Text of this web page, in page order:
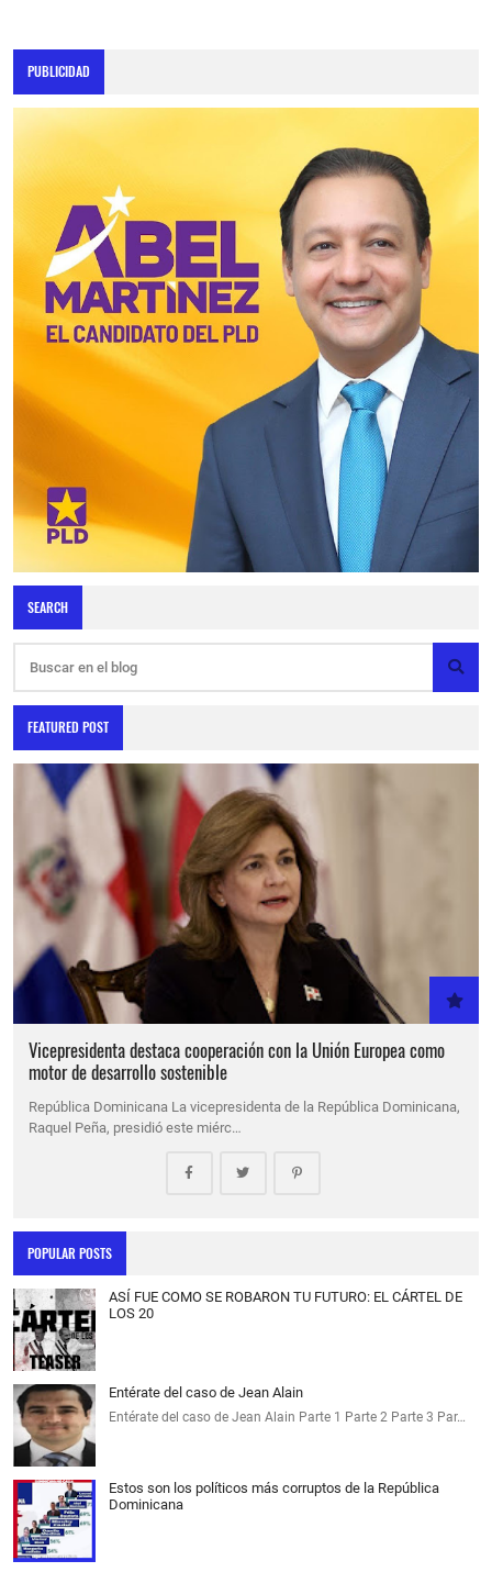
PUBLICIDAD
SEARCH
FEATURED POST
Vicepresidenta destaca cooperación con la Unión Europea como
motor de desarrollo sostenible
República Dominicana La vicepresidenta de la República Dominicana,
Raquel Peña, presidió este miérc…
POPULAR POSTS
ASÍ FUE COMO SE ROBARON TU FUTURO: EL CÁRTEL DE
LOS 20
Entérate del caso de Jean Alain
Entérate del caso de Jean Alain Parte 1 Parte 2 Parte 3 Par…
Estos son los políticos más corruptos de la República
Dominicana